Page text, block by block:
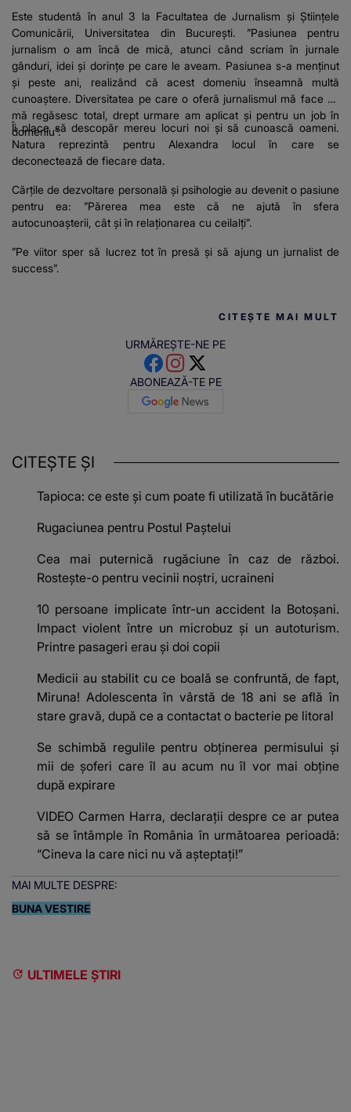
Este studentă în anul 3 la Facultatea de Jurnalism și Științele
Comunicării, Universitatea din București. ”Pasiunea pentru
jurnalism o am încă de mică, atunci când scriam în jurnale
gânduri, idei și dorințe pe care le aveam. Pasiunea s-a menținut
și peste ani, realizând că acest domeniu înseamnă multă
cunoaștere. Diversitatea pe care o oferă jurnalismul mă face să
mă regăsesc total, drept urmare am aplicat și pentru un job în
domeniu”.
Îi place să descopăr mereu locuri noi și să cunoască oameni.
Natura reprezintă pentru Alexandra locul în care se
deconectează de fiecare data.
Cărțile de dezvoltare personală și psihologie au devenit o pasiune
pentru ea: ”Părerea mea este că ne ajută în sfera
autocunoașterii, cât și în relaționarea cu ceilalți”.
”Pe viitor sper să lucrez tot în presă și să ajung un jurnalist de
success”.
CITEȘTE MAI MULT
URMĂREȘTE-NE PE
ABONEAZĂ-TE PE
CITEȘTE ȘI
Tapioca: ce este și cum poate fi utilizată în bucătărie
Rugaciunea pentru Postul Paştelui
Cea mai puternică rugăciune în caz de război.
Rostește-o pentru vecinii noștri, ucraineni
10 persoane implicate într-un accident la Botoșani.
Impact violent între un microbuz și un autoturism.
Printre pasageri erau și doi copii
Medicii au stabilit cu ce boală se confruntă, de fapt,
Miruna! Adolescenta în vârstă de 18 ani se află în
stare gravă, după ce a contactat o bacterie pe litoral
Se schimbă regulile pentru obținerea permisului și
mii de șoferi care îl au acum nu îl vor mai obține
după expirare
VIDEO Carmen Harra, declarații despre ce ar putea
să se întâmple în România în următoarea perioadă:
“Cineva la care nici nu vă așteptați!”
MAI MULTE DESPRE:
BUNA VESTIRE
ULTIMELE ȘTIRI